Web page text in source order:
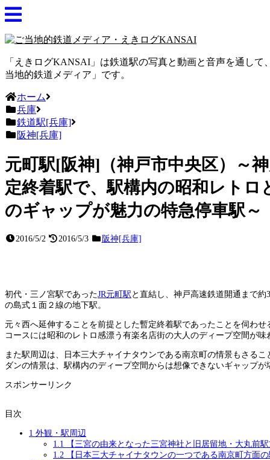
「えきログKANSAI」は鉄道駅の写真と動画と音声を通し
当地的鉄道メディア」です。
ホーム
兵庫
鉄道駅[兵庫]
阪神[兵庫]
元町駅[阪神]（神戸市中央区）～
定終着駅で、駅構内の昭和レト
のギャップが魅力の特急停車駅～
2016/5/2 2016/5/3 阪神[兵庫]
初代・三ノ宮駅であったJR元町駅 と直結し、神戸高速鉄道開通まで
の島式１面２線の地下駅。
元々西へ延伸することを前提とした暫定終着駅であったことを伺わ
コースには昭和のレトロ感漂う有楽名店街の大人のディープ空間が味
また駅周辺は、日本三大チャイナタウンである南京町の情景もさる
ダンの情景は、駅構内のディープ空間からは想像できないギャップが
スポンサーリンク
目次
1 外観・駅周辺
1.1
【三宮の由来となった三宮神社と旧居留地・大丸前
1.2 【日本三大チャイナタウンの一つである南京町方面